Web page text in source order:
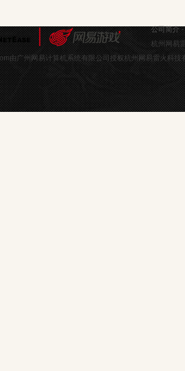
公司简介-
杭州网易
由广州网易计算机系统有限公司授权杭州网易雷火科技